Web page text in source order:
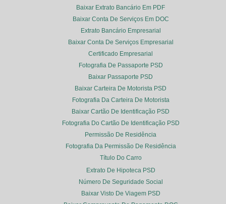
Baixar Extrato Bancário Em PDF
Baixar Conta De Serviços Em DOC
Extrato Bancário Empresarial
Baixar Conta De Serviços Empresarial
Certificado Empresarial
Fotografia De Passaporte PSD
Baixar Passaporte PSD
Baixar Carteira De Motorista PSD
Fotografia Da Carteira De Motorista
Baixar Cartão De Identificação PSD
Fotografia Do Cartão De Identificação PSD
Permissão De Residência
Fotografia Da Permissão De Residência
Título Do Carro
Extrato De Hipoteca PSD
Número De Seguridade Social
Baixar Visto De Viagem PSD